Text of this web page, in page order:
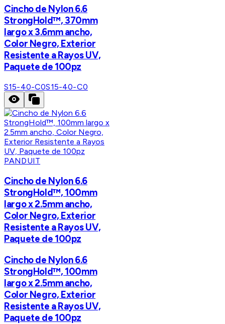
Cincho de Nylon 6.6
StrongHold™, 370mm
largo x 3.6mm ancho,
Color Negro, Exterior
Resistente a Rayos UV,
Paquete de 100pz
S15-40-C0S15-40-C0
PANDUIT
Cincho de Nylon 6.6
StrongHold™, 100mm
largo x 2.5mm ancho,
Color Negro, Exterior
Resistente a Rayos UV,
Paquete de 100pz
Cincho de Nylon 6.6
StrongHold™, 100mm
largo x 2.5mm ancho,
Color Negro, Exterior
Resistente a Rayos UV,
Paquete de 100pz